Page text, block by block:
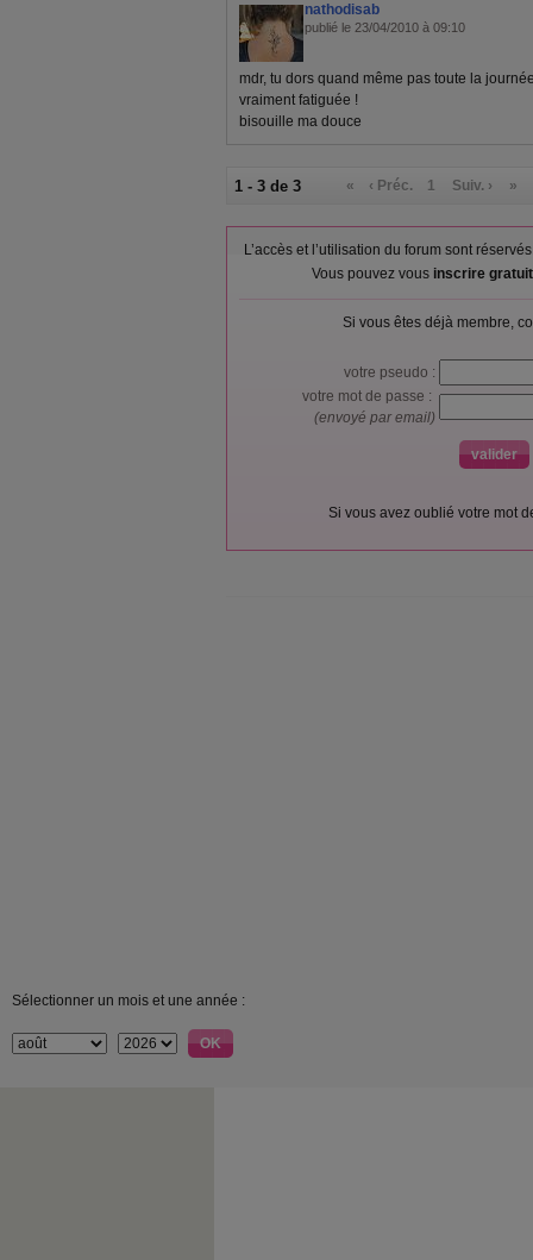
nathodisab
publié le 23/04/2010 à 09:10
mdr, tu dors quand même pas toute la
vraiment fatiguée !
bisouille ma douce
1 - 3 de 3 « ‹ Préc. 1 Suiv. › »
L’accès et l’utilisation du forum sont
Vous pouvez vous inscrire
Si vous êtes déjà membre,
votre pseudo :
votre mot de passe :
(envoyé par email)
Si vous avez oublié votre mot
Sélectionner un mois et une année :